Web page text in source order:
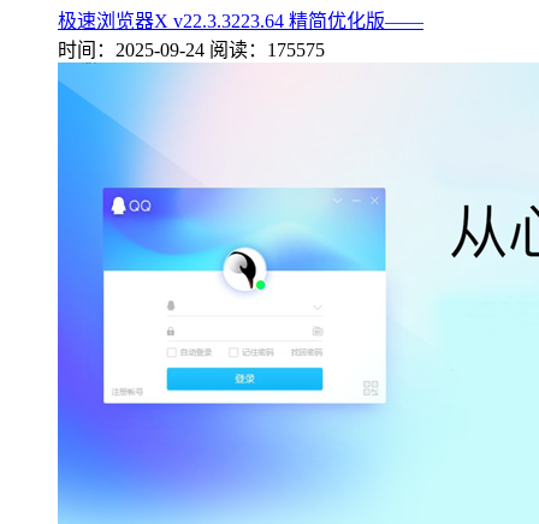
极速浏览器X v22.3.3223.64 精简优化版——
时间：2025-09-24 阅读：175575